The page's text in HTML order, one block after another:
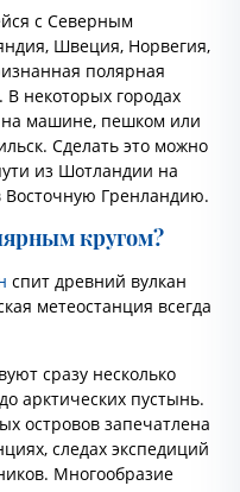
с Северным
Швеция, Норвегия,
полярная
некоторых городах
машине, пешком или
Сделать это можно
из Шотландии на
Гренландию.
кругом?
спит древний вулкан
метеостанция всегда
сразу несколько
арктических пустынь.
островов запечатлена
следах экспедиций
Многообразие